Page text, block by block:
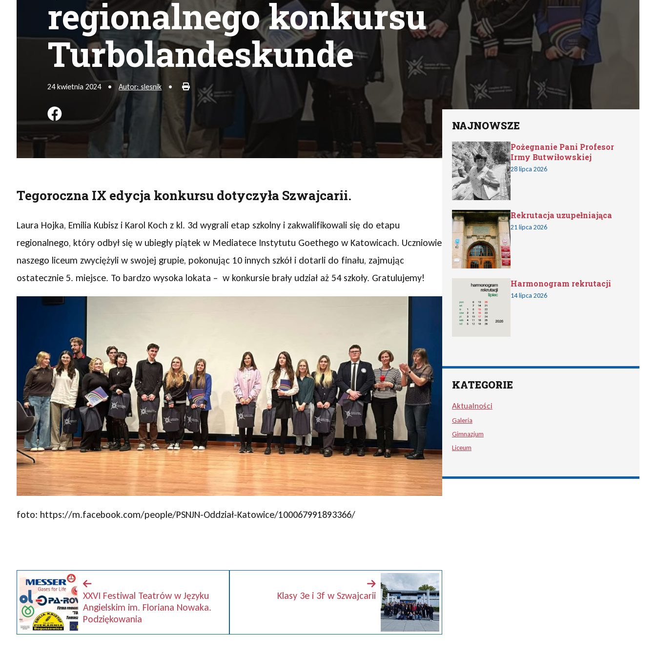
regionalnego konkursu
Turbolandeskunde
24 kwietnia 2024 • Autor: slesnik • Drukuj
Podziel się na FB
Tegoroczna IX edycja konkursu dotyczyła Szwajcarii.
Laura Hojka, Emilia Kubisz i Karol Koch z kl. 3d wygrali etap szkolny i zakwalifikowali się do etapu
regionalnego, który odbył się w ubiegły piątek w Mediatece Instytutu Goethego w Katowicach. Uczniowie
naszego liceum zwyciężyli w swojej grupie, pokonując 10 innych szkół i dotarli do finału, zajmując
ostatecznie 5. miejsce. To bardzo wysoka lokata – w konkursie brały udział aż 54 szkoły. Gratulujemy!
foto: https://m.facebook.com/people/PSNJN-Oddział-Katowice/100067991893366/
XXVI Festiwal Teatrów w Języku
Angielskim im. Floriana Nowaka.
Podziękowania
Klasy 3e i 3f w Szwajcarii
NAJNOWSZE
Pożegnanie Pani Profesor
Irmy Butwiłowskiej
28 lipca 2026
Rekrutacja uzupełniająca
21 lipca 2026
Harmonogram rekrutacji
14 lipca 2026
KATEGORIE
Aktualności
Galeria
Gimnazjum
Liceum